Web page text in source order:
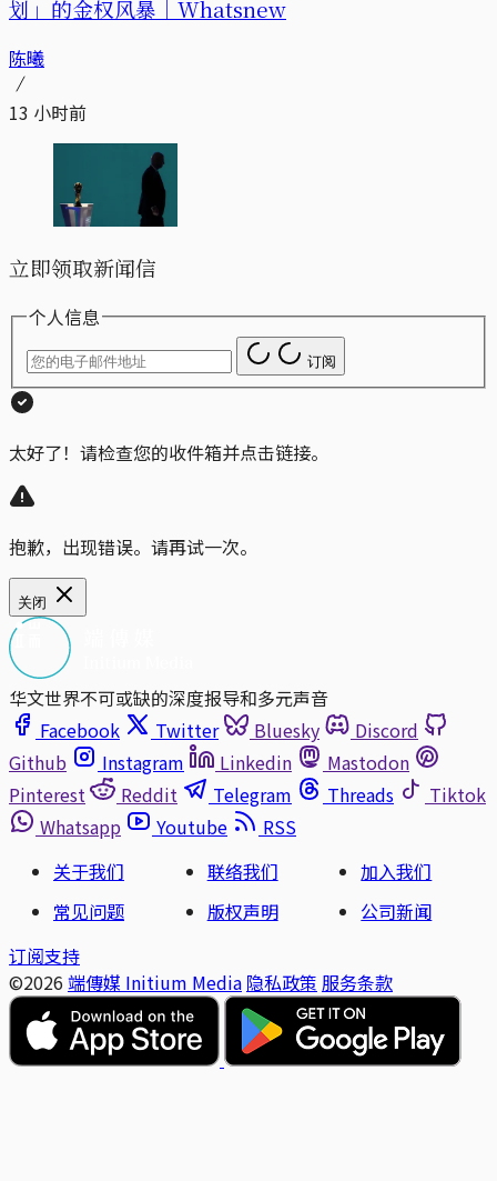
划」的金权风暴｜Whatsnew
陈曦
13 小时前
立即领取新闻信
个人信息
订阅
太好了！请检查您的收件箱并点击链接。
抱歉，出现错误。请再试一次。
关闭
华文世界不可或缺的深度报导和多元声音
Facebook
Twitter Bluesky
Discord
Github
Instagram Linkedin
Mastodon
Pinterest
Reddit Telegram Threads
Tiktok
Whatsapp
Youtube
RSS
关于我们
联络我们
加入我们
常见问题
版权声明
公司新闻
订阅支持
©2026 端傳媒 Initium Media 隐私政策 服务条款